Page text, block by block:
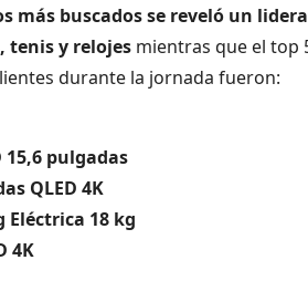
más buscados se reveló un
tenis y relojes mientras que el top
durante la jornada fueron:
15,6 pulgadas
QLED 4K
Eléctrica 18 kg
4K